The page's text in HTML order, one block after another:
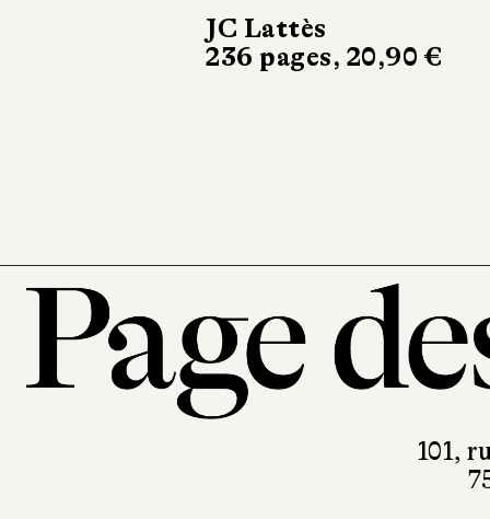
JC Lattès
236 pages, 20,90 €
101,